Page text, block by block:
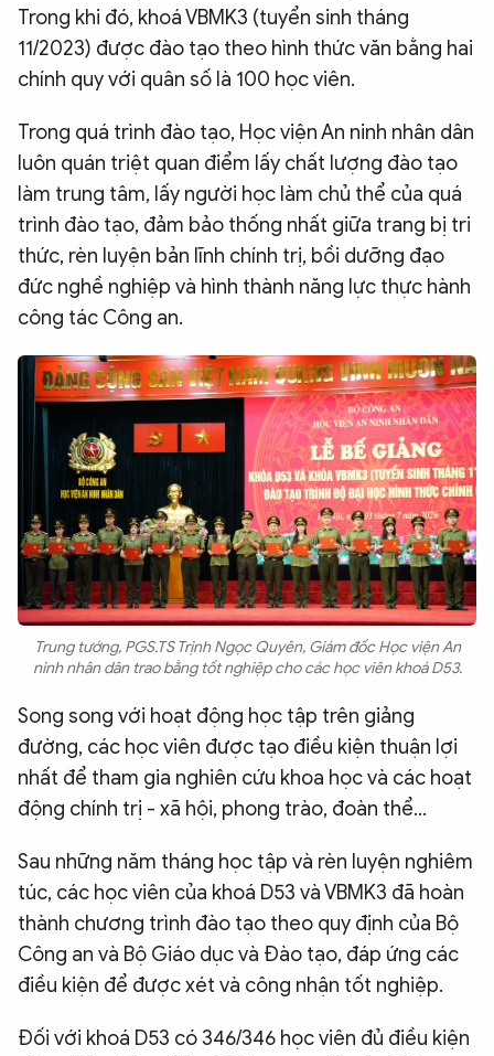
eMagazine
Podcast
Video Ảnh
Chuyên trang An ninh thế giớiVăn nghệ Công an
Chuyên đề
Trong khi đó, khoá VBMK3 (tuyển sinh tháng
11/2023) được đào tạo theo hình thức văn bằng hai
chính quy với quân số là 100 học viên.
Trong quá trình đào tạo, Học viện An ninh nhân dân
luôn quán triệt quan điểm lấy chất lượng đào tạo
làm trung tâm, lấy người học làm chủ thể của quá
trình đào tạo, đảm bảo thống nhất giữa trang bị tri
thức, rèn luyện bản lĩnh chính trị, bồi dưỡng đạo
đức nghề nghiệp và hình thành năng lực thực hành
công tác Công an.
Trung tướng, PGS.TS Trịnh Ngọc Quyên, Giám đốc Học viện An
ninh nhân dân trao bằng tốt nghiệp cho các học viên khoá D53.
Song song với hoạt động học tập trên giảng
đường, các học viên được tạo điều kiện thuận lợi
nhất để tham gia nghiên cứu khoa học và các hoạt
động chính trị - xã hội, phong trào, đoàn thể…
Sau những năm tháng học tập và rèn luyện nghiêm
túc, các học viên của khoá D53 và VBMK3 đã hoàn
thành chương trình đào tạo theo quy định của Bộ
Công an và Bộ Giáo dục và Đào tạo, đáp ứng các
điều kiện để được xét và công nhận tốt nghiệp.
Đối với khoá D53 có 346/346 học viên đủ điều kiện